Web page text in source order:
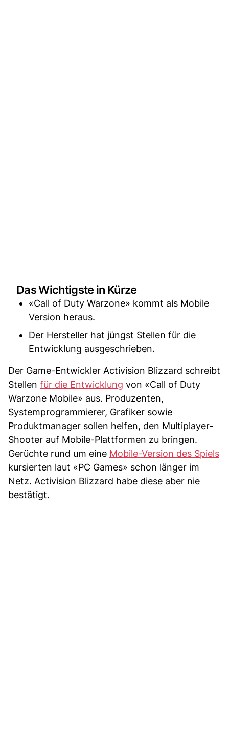
Das Wichtigste in Kürze
«Call of Duty Warzone» kommt als Mobile
Version heraus.
Der Hersteller hat jüngst Stellen für die
Entwicklung ausgeschrieben.
Der Game-Entwickler Activision Blizzard schreibt
Stellen für die Entwicklung von «Call of Duty
Warzone Mobile» aus. Produzenten,
Systemprogrammierer, Grafiker sowie
Produktmanager sollen helfen, den Multiplayer-
Shooter auf Mobile-Plattformen zu bringen.
Gerüchte rund um eine Mobile-Version des Spiels
kursierten laut «PC Games» schon länger im
Netz. Activision Blizzard habe diese aber nie
bestätigt.